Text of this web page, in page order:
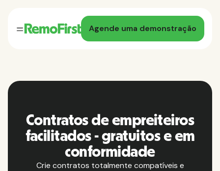
Agende uma demonstração
Contratos de empreiteiros
facilitados - gratuitos e em
conformidade
Crie contratos totalmente compatíveis e